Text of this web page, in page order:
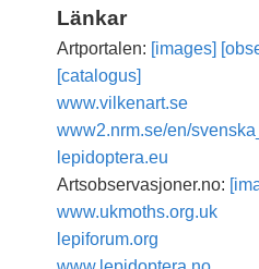
Länkar
Artportalen: [images]
[catalogus]
www.vilkenart.se
www2.nrm.se/en/
lepidoptera.eu
Artsobservasjoner.no:
www.ukmoths.org.uk
lepiforum.org